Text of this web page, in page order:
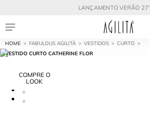
LANÇAMENTO VERÃO 27'
FABULOUS AGILITÀ VESTIDOS
CURTO
VESTIDO CURTO CATHERINE FLOR
COMPRE O
LOOK